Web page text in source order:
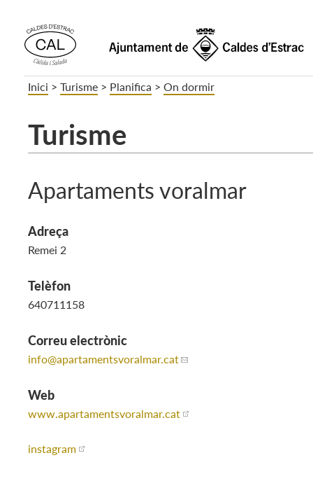
Inici > Turisme > Planifica > On dormir
Turisme
Apartaments voralmar
Adreça
Remei 2
Telèfon
640711158
Correu electrònic
info@apartamentsvoralmar.cat
Web
www.apartamentsvoralmar.cat
instagram